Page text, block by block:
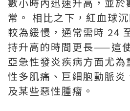
常。 相比之下，紅血球
較為緩慢，通常需時 24
持升高的時間更長——這
亞急性發炎疾病方面尤為
性多肌痛、巨細胞動脈炎
及某些惡性腫瘤。